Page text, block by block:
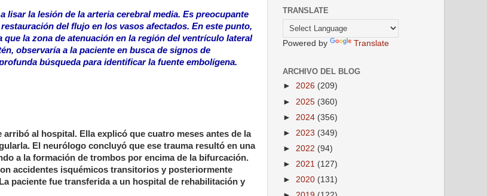
lisar la lesión de la arteria cerebral media. Es preocupante
del flujo en los vasos afectados. En este punto,
la zona de atenuación en la región del ventrículo lateral
observaría a la paciente en busca de signos de
búsqueda para identificar la fuente embolígena.
al hospital. Ella explicó que cuatro meses antes de la
El neurólogo concluyó que ese trauma resultó en una
a la formación de trombos por encima de la bifurcación.
accidentes isquémicos transitorios y posteriormente
paciente fue transferida a un hospital de rehabilitación y
TRANSLATE
Powered by Translate
ARCHIVO DEL BLOG
► 2026 (209)
► 2025 (360)
► 2024 (356)
► 2023 (349)
► 2022 (94)
► 2021 (127)
► 2020 (131)